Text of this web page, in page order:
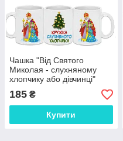
Чашка "Від Святого
Миколая - слухняному
хлопчику або дівчинці"
185 ₴
Купити